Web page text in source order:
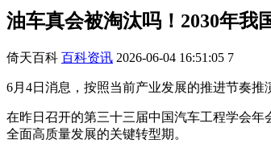
油车真会被淘汰吗！2030年我
倚天百科 百科资讯 2026-06-04 16:51:05 7
6月4日消息，按照当前产业发展的推进节奏
在昨日召开的第三十三届中国汽车工程学会
全面高质量发展的关键转型期。